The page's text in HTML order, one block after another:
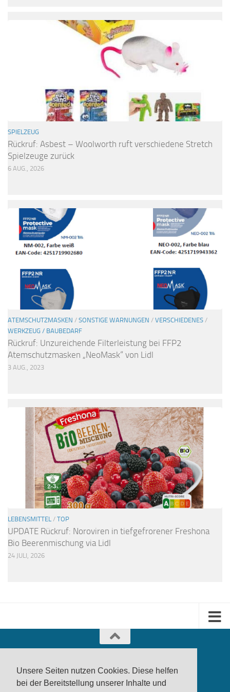
Unsere Seiten nutzen Cookies. Diese helfen
bei der Bereitstellung unserer Inhalte und
SPIELZEUG
Rückruf: Asbest – Woolworth ruft verschiedene Stretch
Spielzeuge zurück
6 AUG., 2026
ATEMSCHUTZMASKEN / SONSTIGE WARNUNGEN / VERSCHIEDENES /
WERKZEUG / BAUBEDARF
Rückruf: Unzureichende Filterleistung bei FFP2
Atemschutzmasken „NeoMask“ von Lidl
3 AUG., 2023
LEBENSMITTEL / TOP
UPDATE Rückruf: Noroviren in tiefgefrorener Freshona
Bio Beerenmischung via Lidl
24 JULI, 2026